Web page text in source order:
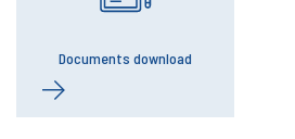
Documents download